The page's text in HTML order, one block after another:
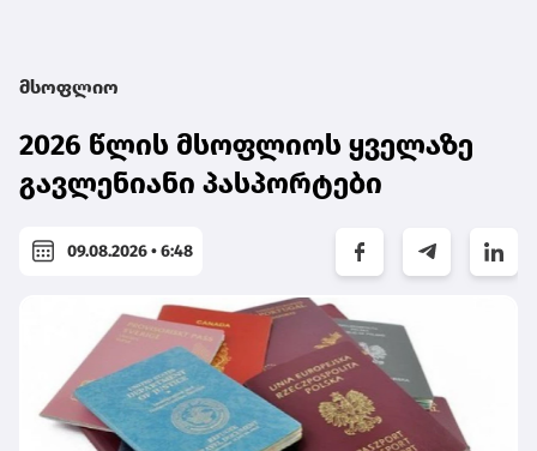
მსოფლიო
2026 წლის მსოფლიოს ყველაზე
გავლენიანი პასპორტები
09.08.2026 • 6:48